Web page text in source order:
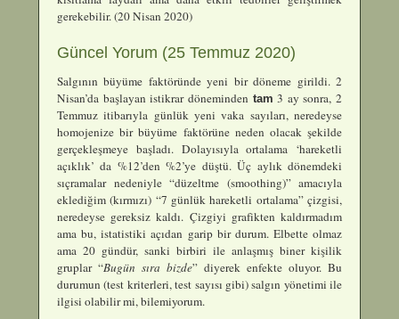
gerekebilir. (20 Nisan 2020)
Güncel Yorum (25 Temmuz 2020)
Salgının büyüme faktöründe yeni bir döneme girildi. 2
Nisan’da başlayan istikrar döneminden tam 3 ay sonra, 2
Temmuz itibarıyla günlük yeni vaka sayıları, neredeyse
homojenize bir büyüme faktörüne neden olacak şekilde
gerçekleşmeye başladı. Dolayısıyla ortalama ‘hareketli
açıklık’ da %12’den %2’ye düştü. Üç aylık dönemdeki
sıçramalar nedeniyle “düzeltme (smoothing)” amacıyla
eklediğim (kırmızı) “7 günlük hareketli ortalama” çizgisi,
neredeyse gereksiz kaldı. Çizgiyi grafikten kaldırmadım
ama bu, istatistiki açıdan garip bir durum. Elbette olmaz
ama 20 gündür, sanki birbiri ile anlaşmış biner kişilik
gruplar “Bugün sıra bizde” diyerek enfekte oluyor. Bu
durumun (test kriterleri, test sayısı gibi) salgın yönetimi ile
ilgisi olabilir mi, bilemiyorum.